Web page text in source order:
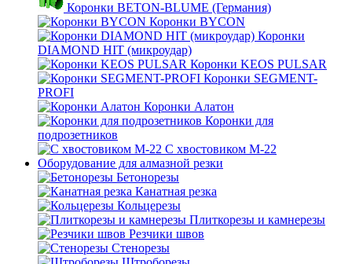
Коронки BETON-BLUME (Германия)
Коронки BYCON
Коронки
DIAMOND HIT (микроудар)
Коронки KEOS PULSAR
Коронки SEGMENT-
PROFI
Коронки Алатон
Коронки для
подрозетников
С хвостовиком М-22
Оборудование для алмазной резки
Бетонорезы
Канатная резка
Кольцерезы
Плиткорезы и камнерезы
Резчики швов
Стенорезы